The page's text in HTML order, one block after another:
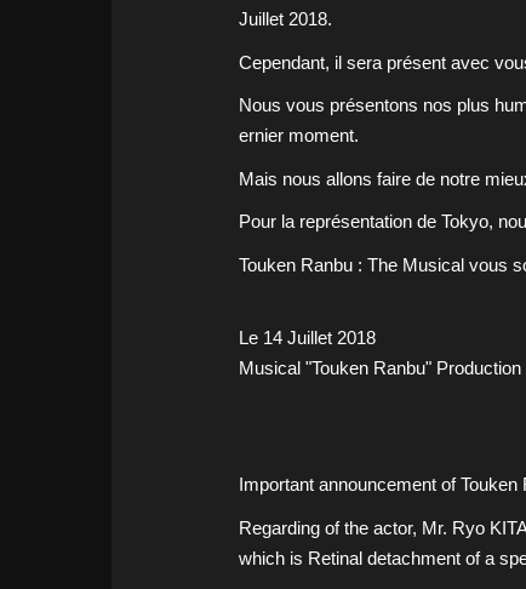
Juillet 2018.
Cependant, il sera présent avec
Nous vous présentons nos plus
ernier moment.
Mais nous allons faire de notre
Pour la représentation de Tokyo,
Touken Ranbu : The Musical vous
Le 14 Juillet 2018
Musical "Touken Ranbu"
Important announcement of
Regarding of the actor, Mr. Ryo
which is Retinal detachment of a